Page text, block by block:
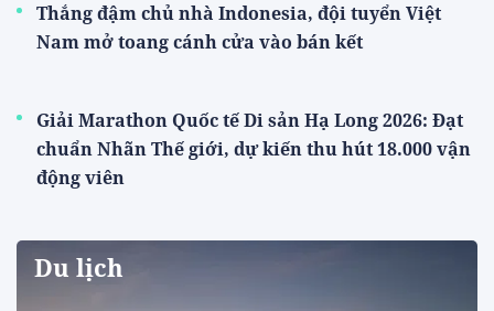
Thắng đậm chủ nhà Indonesia, đội tuyển Việt
Nam mở toang cánh cửa vào bán kết
Giải Marathon Quốc tế Di sản Hạ Long 2026: Đạt
chuẩn Nhãn Thế giới, dự kiến thu hút 18.000 vận
động viên
Du lịch